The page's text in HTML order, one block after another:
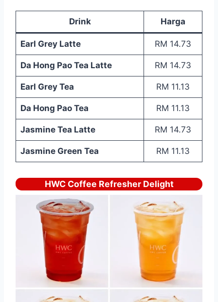
Drink Harga
Earl Grey Latte RM 14.73
Da Hong Pao Tea Latte RM 14.73
Earl Grey Tea RM 11.13
Da Hong Pao Tea RM 11.13
Jasmine Tea Latte RM 14.73
Jasmine Green Tea RM 11.13
HWC Coffee Refresher Delight